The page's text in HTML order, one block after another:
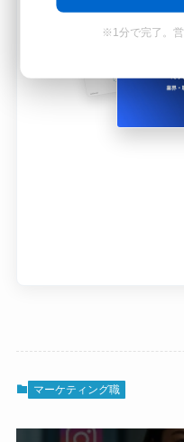
マーケティング職
※1分で完了。営